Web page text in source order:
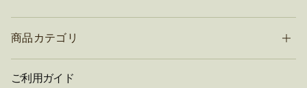
商品カテゴリ
ご利用ガイド